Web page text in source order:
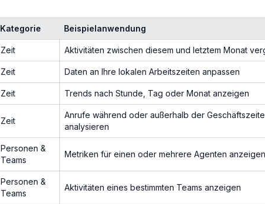
Kategorie Beispielanwendung
Zeit Aktivitäten zwischen diesem und letztem Monat
Zeit Daten an Ihre lokalen Arbeitszeiten anpassen
Zeit Trends nach Stunde, Tag oder Monat anzeigen
Zeit
Anrufe während oder außerhalb der
analysieren
Personen &
Teams
Metriken für einen oder mehrere Agenten anzeigen
Personen &
Teams
Aktivitäten eines bestimmten Teams anzeigen